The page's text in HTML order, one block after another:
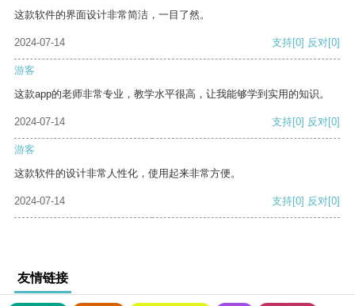
这款软件的界面设计非常简洁，一目了然。
2024-07-14 支持[0] 反对[0]
游客
这款app的老师非常专业，教学水平很高，让我能够学到实用的知识。
2024-07-14 支持[0] 反对[0]
游客
这款软件的设计非常人性化，使用起来非常方便。
2024-07-14 支持[0] 反对[0]
友情链接